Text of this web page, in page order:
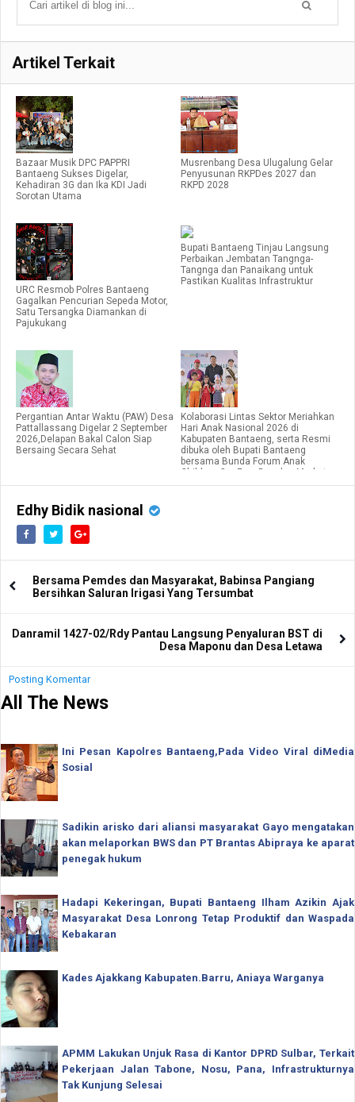
Artikel Terkait
Bazaar Musik DPC PAPPRI
Bantaeng Sukses Digelar,
Kehadiran 3G dan Ika KDI Jadi
Sorotan Utama
Musrenbang Desa Ulugalung Gelar
Penyusunan RKPDes 2027 dan
RKPD 2028
URC Resmob Polres Bantaeng
Gagalkan Pencurian Sepeda Motor,
Satu Tersangka Diamankan di
Pajukukang
Bupati Bantaeng Tinjau Langsung
Perbaikan Jembatan Tangnga-
Tangnga dan Panaikang untuk
Pastikan Kualitas Infrastruktur
Pergantian Antar Waktu (PAW) Desa
Pattallassang Digelar 2 September
2026,Delapan Bakal Calon Siap
Bersaing Secara Sehat
Kolaborasi Lintas Sektor Meriahkan
Hari Anak Nasional 2026 di
Kabupaten Bantaeng, serta Resmi
dibuka oleh Bupati Bantaeng
bersama Bunda Forum Anak
Children Car Free Day dan Market
Day.
Edhy Bidik nasional
Bersama Pemdes dan Masyarakat, Babinsa Pangiang
Bersihkan Saluran Irigasi Yang Tersumbat
Danramil 1427-02/Rdy Pantau Langsung Penyaluran BST di
Desa Maponu dan Desa Letawa
Posting Komentar
All The News
Ini Pesan Kapolres Bantaeng,Pada Video Viral diMedia
Sosial
Sadikin arisko dari aliansi masyarakat Gayo mengatakan
akan melaporkan BWS dan PT Brantas Abipraya ke aparat
penegak hukum
Hadapi Kekeringan, Bupati Bantaeng Ilham Azikin Ajak
Masyarakat Desa Lonrong Tetap Produktif dan Waspada
Kebakaran
Kades Ajakkang Kabupaten.Barru, Aniaya Warganya
APMM Lakukan Unjuk Rasa di Kantor DPRD Sulbar, Terkait
Pekerjaan Jalan Tabone, Nosu, Pana, Infrastrukturnya
Tak Kunjung Selesai